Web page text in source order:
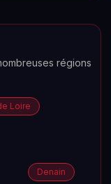
régions
Loire
Denain